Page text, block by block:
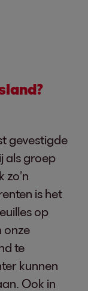
gevestigde
als groep
zo’n
is het
op
onze
te
kunnen
Ook in